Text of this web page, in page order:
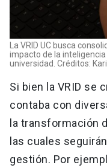
La VRID UC busca
impacto de la
universidad. Créditos:
Si bien la VRID se
contaba con
la transformación
las cuales
gestión. Por